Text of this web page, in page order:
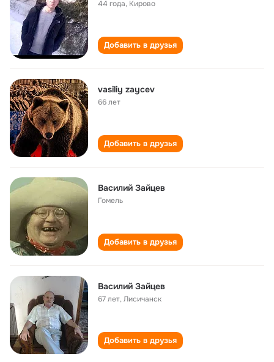
44 года, Кирово
Добавить в друзья
vasiliy zaycev
66 лет
Добавить в друзья
Василий Зайцев
Гомель
Добавить в друзья
Василий Зайцев
67 лет,Лисичанск
Добавить в друзья